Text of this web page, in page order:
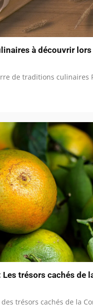
à découvrir
de traditions culinaires
trésors cachés de
des trésors cachés de la